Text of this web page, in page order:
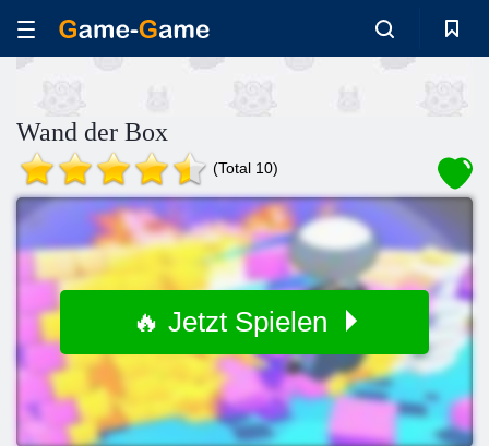
Wand der Box
(Total 10)
🔥 Jetzt Spielen